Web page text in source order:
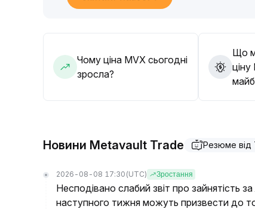
У короткостроковій перспективі
Чому ціна MVX сьогодні
зросла?
Що
ціну
Новини Metavault Trade Резюме від
2026-08-08 17:30 (UTC) Зростання
Несподівано слабий звіт про зайнятість
наступного тижня можуть призвести до